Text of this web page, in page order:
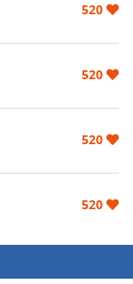
520
520
520
520